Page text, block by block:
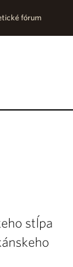
fórum
stĺpa